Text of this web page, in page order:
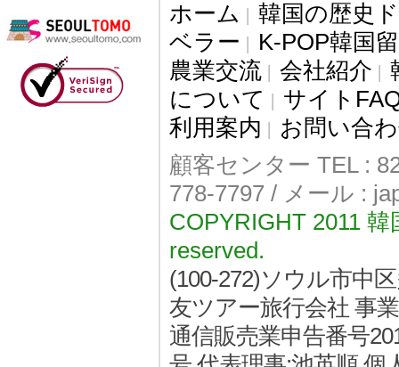
ホーム | 韓国の歴史
ベラー | K-POP韓国
農業交流 | 会社紹介 |
について | サイト
利用案内 | お問い合
顧客センター TEL :
778-7797 / メール :
COPYRIGHT 2011
reserved.
(100-272)ソウル市中
友ツアー旅行会社 事
通信販売業申告番号